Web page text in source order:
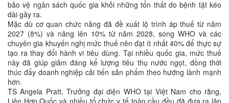
bảo vệ ngân sách quốc gia khỏi những tổn thất do bệnh tật kéo
dài gây ra.
Mặc dù cơ quan chức năng đã đề xuất lộ trình áp thuế từ năm
2027 (8%) và nâng lên 10% từ năm 2028, song WHO và các
chuyên gia khuyến nghị mức thuế nên đạt ít nhất 40% để thực sự
tạo ra thay đổi hành vi tiêu dùng. Tại nhiều quốc gia, mức thuế
này đã giúp giảm đáng kể lượng tiêu thụ nước ngọt, đồng thời
thúc đẩy doanh nghiệp cải tiến sản phẩm theo hướng lành mạnh
hơn.
TS Angela Pratt, Trưởng đại diện WHO tại Việt Nam cho rằng,